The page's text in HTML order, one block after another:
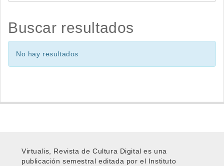
Buscar resultados
No hay resultados
Virtualis, Revista de Cultura Digital es una
publicación semestral editada por el Instituto